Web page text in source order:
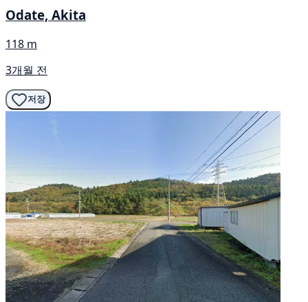
Odate, Akita
118 m
3개월 전
저장